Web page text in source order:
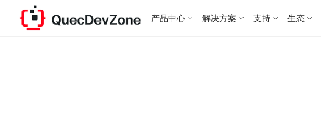
产品中心 解决方案 支持 生态